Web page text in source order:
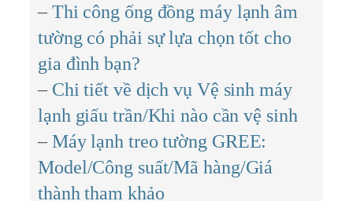
– Thi công ống đồng máy lạnh âm
tường có phải sự lựa chọn tốt cho
gia đình bạn?
– Chi tiết về dịch vụ Vệ sinh máy
lạnh giấu trần/Khi nào cần vệ sinh
– Máy lạnh treo tường GREE:
Model/Công suất/Mã hàng/Giá
thành tham khảo